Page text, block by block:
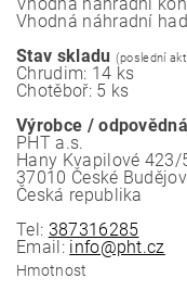
Vhodná náhradní
Stav skladu (poslední
Chrudim: 14 ks
Chotěboř: 5 ks
Výrobce /
PHT a.s.
Hany Kvapilové 423/
37010 České
Česká republika
Tel: 387316285
Email: info@pht.cz
Hmotnost